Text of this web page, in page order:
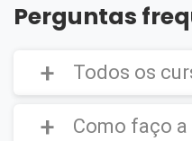
Perguntas
Todos os
Como faço